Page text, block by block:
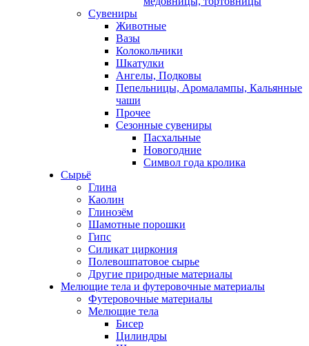
Сувениры
Животные
Вазы
Колокольчики
Шкатулки
Ангелы, Подковы
Пепельницы, Аромалампы, Кальянные
чаши
Прочее
Сезонные сувениры
Пасхальные
Новогодние
Символ года кролика
Сырьё
Глина
Каолин
Глинозём
Шамотные порошки
Гипс
Силикат циркония
Полевошпатовое сырье
Другие природные материалы
Мелющие тела и футеровочные материалы
Футеровочные материалы
Мелющие тела
Бисер
Цилиндры